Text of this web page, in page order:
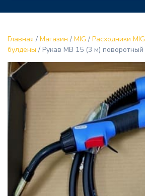
Главная / Магазин / MIG / Расходники MIG
булдены / Рукав MB 15 (3 м) поворотный